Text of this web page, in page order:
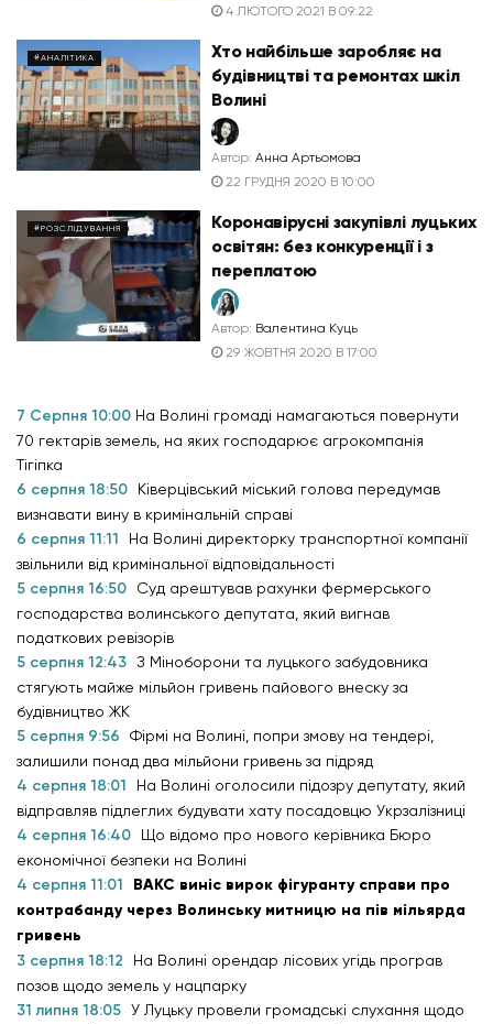
4 ЛЮТОГО 2021 В 09:22
#АНАЛІТИКА
Хто найбільше заробляє на
будівництві та ремонтах шкіл
Волині
Автор: Анна Артьомова
22 ГРУДНЯ 2020 В 10:00
#РОЗСЛІДУВАННЯ
Коронавірусні закупівлі луцьких
освітян: без конкуренції і з
переплатою
Автор: Валентина Куць
29 ЖОВТНЯ 2020 В 17:00
7 Серпня 10:00 На Волині громаді намагаються повернути
70 гектарів земель, на яких господарює агрокомпанія
Тігіпка
6 серпня 18:50
Ківерцівський міський голова передумав
визнавати вину в кримінальній справі
6 серпня 11:11
На Волині директорку транспортної компанії
звільнили від кримінальної відповідальності
5 серпня 16:50
Суд арештував рахунки фермерського
господарства волинського депутата, який вигнав
податкових ревізорів
5 серпня 12:43 З Міноборони та луцького забудовника
стягують майже мільйон гривень пайового внеску за
будівництво ЖК
5 серпня 9:56
Фірмі на Волині, попри змову на тендері,
залишили понад два мільйони гривень за підряд
4 серпня 18:01
На Волині оголосили підозру депутату, який
відправляв підлеглих будувати хату посадовцю Укрзалізниці
4 серпня 16:40
Що відомо про нового керівника Бюро
економічної безпеки на Волині
4 серпня 11:01
ВАКС виніс вирок фігуранту справи про
контрабанду через Волинську митницю на пів мільярда
гривень
3 серпня 18:12
На Волині орендар лісових угідь програв
позов щодо земель у нацпарку
31 липня 18:05 У Луцьку провели громадські слухання щодо